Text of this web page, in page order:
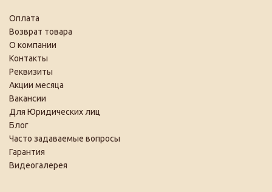
Оплата
Возврат товара
О компании
Контакты
Реквизиты
Акции месяца
Вакансии
Для Юридических лиц
Блог
Часто задаваемые вопросы
Гарантия
Видеогалерея